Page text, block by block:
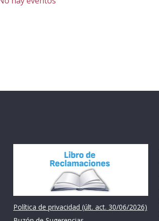
Política de privacidad (últ. act. 30/06/2026)